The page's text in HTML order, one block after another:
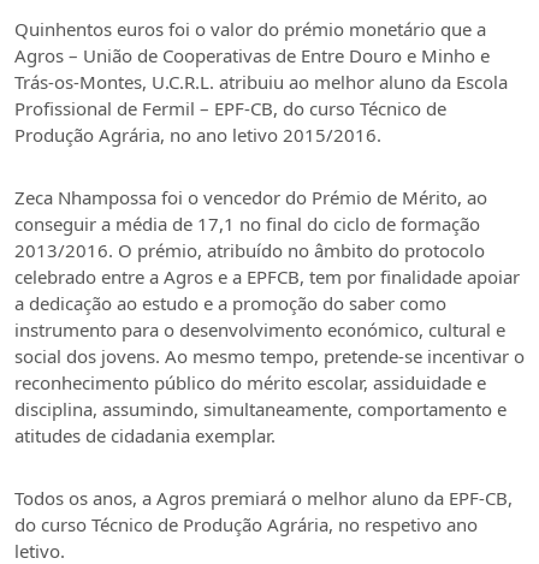
Quinhentos euros foi o valor do prémio monetário que a
Agros – União de Cooperativas de Entre Douro e Minho e
Trás-os-Montes, U.C.R.L. atribuiu ao melhor aluno da Escola
Profissional de Fermil – EPF-CB, do curso Técnico de
Produção Agrária, no ano letivo 2015/2016.
Zeca Nhampossa foi o vencedor do Prémio de Mérito, ao
conseguir a média de 17,1 no final do ciclo de formação
2013/2016. O prémio, atribuído no âmbito do protocolo
celebrado entre a Agros e a EPFCB, tem por finalidade apoiar
a dedicação ao estudo e a promoção do saber como
instrumento para o desenvolvimento económico, cultural e
social dos jovens. Ao mesmo tempo, pretende-se incentivar o
reconhecimento público do mérito escolar, assiduidade e
disciplina, assumindo, simultaneamente, comportamento e
atitudes de cidadania exemplar.
Todos os anos, a Agros premiará o melhor aluno da EPF-CB,
do curso Técnico de Produção Agrária, no respetivo ano
letivo.